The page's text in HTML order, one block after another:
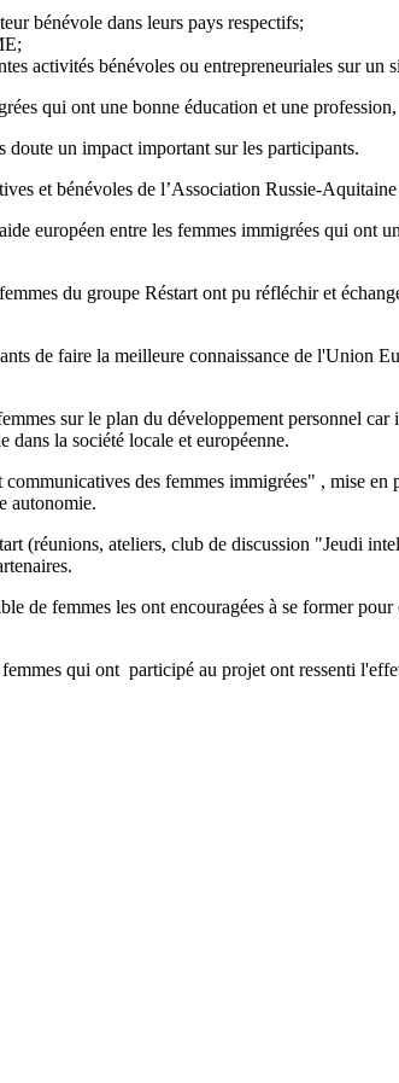
bénévole dans leurs pays respectifs;
activités bénévoles ou entrepreneuriales sur un
qui ont une bonne éducation et une
doute un impact important sur les participants.
et bénévoles de l’Association Russie-
européen entre les femmes immigrées qui
du groupe Réstart ont pu réfléchir et
de faire la meilleure connaissance de l'Union
sur le plan du développement personnel
la société locale et européenne.
des femmes immigrées" , mise
autonomie.
(réunions, ateliers, club de discussion "Jeudi
de femmes les ont encouragées à se former
qui ont participé au projet ont ressenti